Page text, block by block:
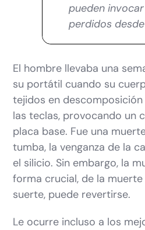
pueden
perdidos
El hombre llevaba una
su portátil cuando su
tejidos en
las teclas, provocando un
placa base. Fue una
tumba, la venganza de la
el silicio. Sin embargo, la
forma crucial, de la
suerte, puede revertirse.
Le ocurre incluso a los